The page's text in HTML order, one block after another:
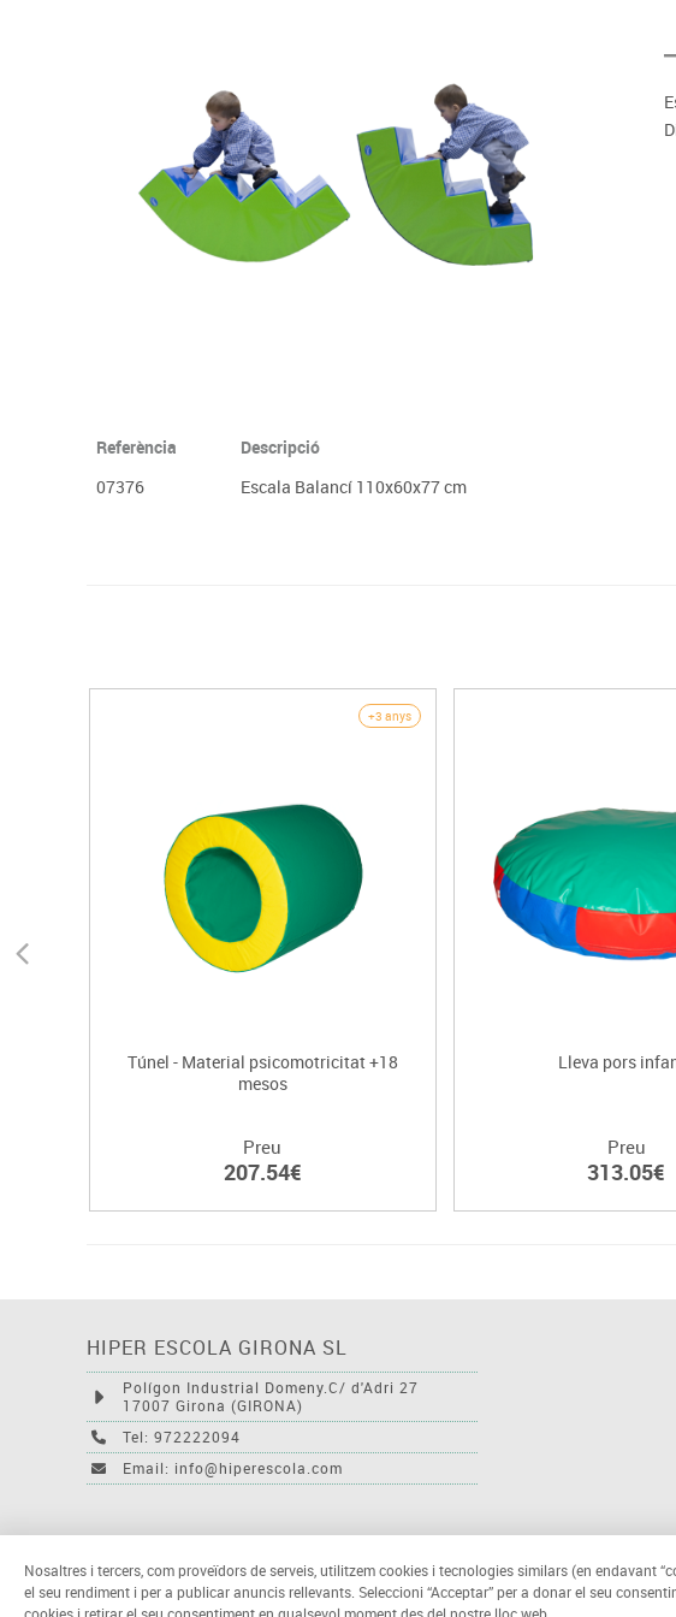
Dibuix tècnic i artístic
Material escolar
Referència Descripció
07376
Escala Balancí 110x60x77 cm
+3 anys
Túnel - Material psicomotricitat +18
mesos
Preu
207.54€
Lleva pors
Preu
313.05€
HIPER ESCOLA GIRONA SL
Polígon Industrial Domeny.C/ d'Adri 27
17007 Girona (GIRONA)
Tel: 972222094
Email: info@hiperescola.com
Nosaltres i tercers, com proveïdors de serveis, utilitzem cookies i tecnologies similars (en endavant
el seu rendiment i per a publicar anuncis rellevants. Seleccioni “Acceptar” per a donar el seu